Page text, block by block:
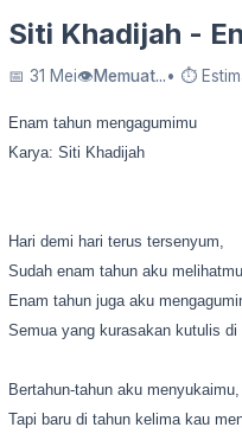
Siti Khadijah -
📅 31 Mei👁Memuat...• ⏱
Enam tahun mengagumimu
Karya: Siti Khadijah
Hari demi hari terus tersenyum,
Sudah enam tahun aku
Enam tahun juga aku
Semua yang kurasakan kutulis di
Bertahun-tahun aku menyukaimu,
Tapi baru di tahun kelima kau